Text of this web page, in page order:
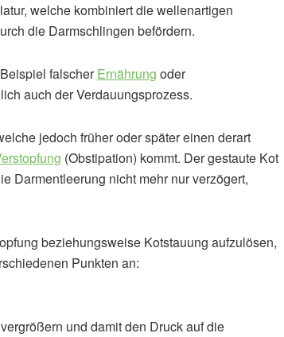
welche kombiniert die wellenartigen
die Darmschlingen befördern.
falscherErnährung oder
auch der Verdauungsprozess.
jedoch früher oder später einen derart
(Obstipation) kommt. Der gestaute Kot
Darmentleerung nicht mehr nur verzögert,
beziehungsweise Kotstauung aufzulösen,
Punkten an:
und damit den Druck auf die